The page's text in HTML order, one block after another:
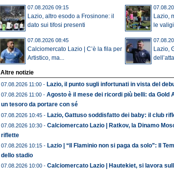
07.08.2026 09:15
Lazio, altro esodo a Frosinone: il
dato sui tifosi presenti
Lazio,
le
07.08.2026 08:45
Calciomercato Lazio | C’è la fila per
Artistico, ma...
Lazio,
Altre notizie
07.08.2026 11:00 - Lazio, il punto sugli infortunati in vista del
07.08.2026 11:00 - Agosto è il mese dei ricordi più belli: da Gold
un tesoro da portare con sé
07.08.2026 10:45 - Lazio, Gattuso soddisfatto dei baby: il club
07.08.2026 10:30 - Calciomercato Lazio | Ratkov, la Dinamo
riflette
07.08.2026 10:15 - Lazio | “Il Flaminio non si paga da solo”: Il
dello stadio
07.08.2026 10:00 - Calciomercato Lazio | Hautekiet, si lavora